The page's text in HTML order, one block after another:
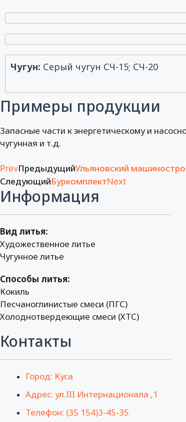
Чугун: Серый чугун СЧ-15; СЧ-20
Примеры продукции
Запасные части к энергетическому и
чугунная и т.д.
PrevПредыдущийУльяновский
СледующийБуркомплектNext
Информация
Вид литья:
Художественное литье
Чугунное литье
Способы литья:
Кокиль
Песчаноглинистые смеси (ПГС)
Холоднотвердеющие смеси (ХТС)
Контакты
Город: Куса
Адрес: ул.III Интернационала ,1
Телефон: (35 154)3-45-35